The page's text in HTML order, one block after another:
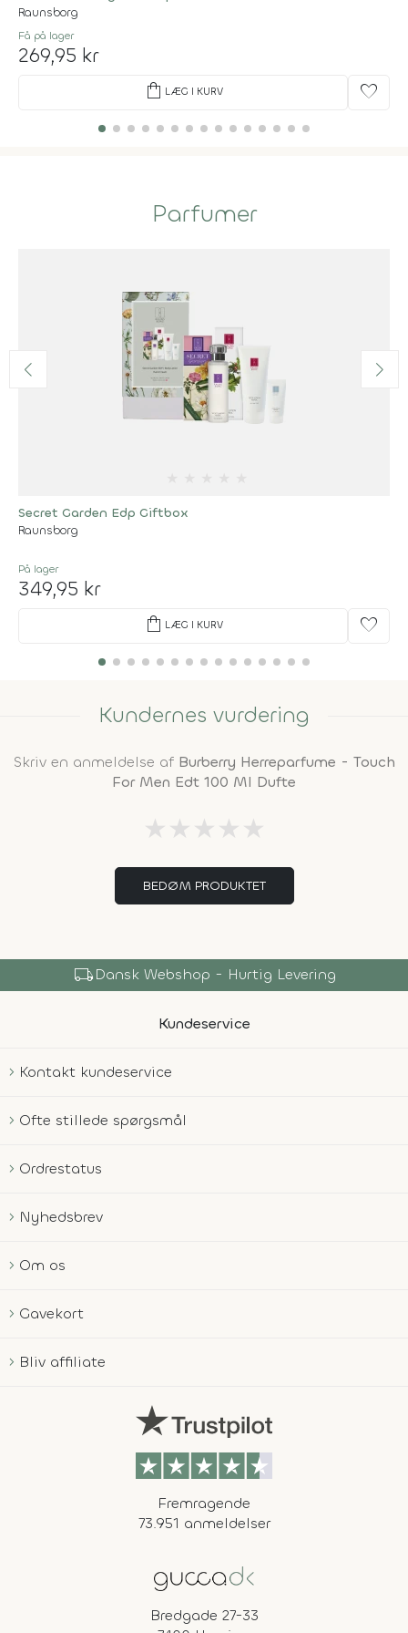
Raunsborg
Få på lager
269,95 kr
shopping_bag LÆG I KURV favorite
Parfumer
Secret Garden Edp Giftbox
Raunsborg
På lager
349,95 kr
shopping_bag LÆG I KURV favorite
Kundernes vurdering
Skriv en anmeldelse af Burberry Herreparfume - Touch
For Men Edt 100 Ml Dufte
★ ★ ★ ★ ★
BEDØM PRODUKTET
local_shippingDansk Webshop - Hurtig Levering
Kundeservice
Kontakt kundeservice
Ofte stillede spørgsmål
Ordrestatus
Nyhedsbrev
Om os
Gavekort
Bliv affiliate
Fremragende
73.951 anmeldelser
Bredgade 27-33